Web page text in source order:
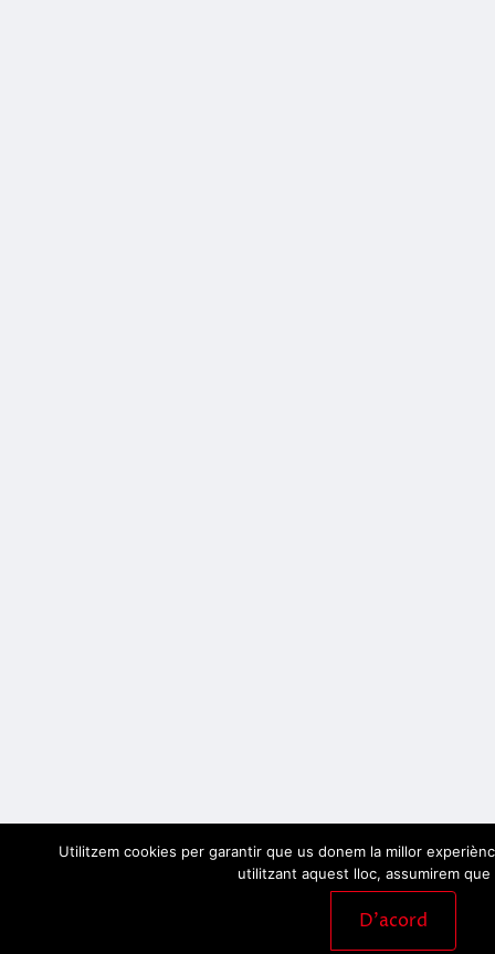
Utilitzem cookies per garantir que us donem la millor
utilitzant aquest lloc, assumirem que
D'acord